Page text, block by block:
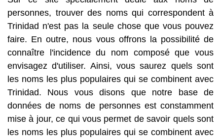
personnes, trouver des noms qui correspondent à
Trinidad n'est pas la seule chose que vous pouvez
faire. En outre, nous vous offrons la possibilité de
connaître l'incidence du nom composé que vous
envisagez d'utiliser. Ainsi, vous saurez quels sont
les noms les plus populaires qui se combinent avec
Trinidad. Nous vous disons que notre base de
données de noms de personnes est constamment
mise à jour, ce qui vous permet de savoir quels sont
les noms les plus populaires qui se combinent avec